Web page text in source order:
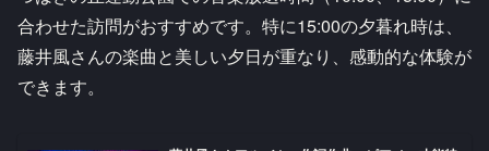
合わせた訪問がおすすめです。特に15:00の夕暮れ時は、
藤井風さんの楽曲と美しい夕日が重なり、感動的な体験が
できます。